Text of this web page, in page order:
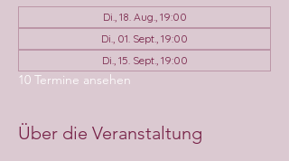
Di., 18. Aug., 19:00
Di., 01. Sept., 19:00
Di., 15. Sept., 19:00
10 Termine ansehen
Über die Veranstaltung